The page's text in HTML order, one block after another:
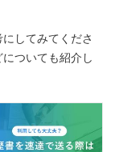
してみてくださ
ついても紹介し